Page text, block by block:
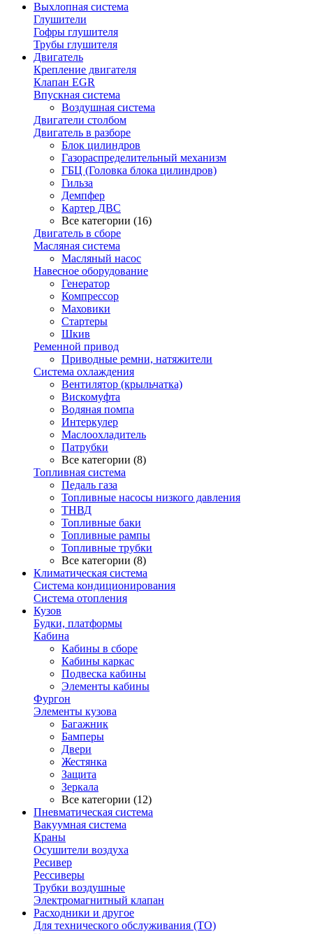
Выхлопная система
Глушители
Гофры глушителя
Трубы глушителя
Двигатель
Крепление двигателя
Клапан EGR
Впускная система
Воздушная система
Двигатели столбом
Двигатель в разборе
Блок цилиндров
Газораспределительный механизм
ГБЦ (Головка блока цилиндров)
Гильза
Демпфер
Картер ДВС
Все категории (16)
Двигатель в сборе
Масляная система
Масляный насос
Навесное оборудование
Генератор
Компрессор
Маховики
Стартеры
Шкив
Ременной привод
Приводные ремни, натяжители
Система охлаждения
Вентилятор (крыльчатка)
Вискомуфта
Водяная помпа
Интеркулер
Маслоохладитель
Патрубки
Все категории (8)
Топливная система
Педаль газа
Топливные насосы низкого давления
ТНВД
Топливные баки
Топливные рампы
Топливные трубки
Все категории (8)
Климатическая система
Система кондиционирования
Система отопления
Кузов
Будки, платформы
Кабина
Кабины в сборе
Кабины каркас
Подвеска кабины
Элементы кабины
Фургон
Элементы кузова
Багажник
Бамперы
Двери
Жестянка
Защита
Зеркала
Все категории (12)
Пневматическая система
Вакуумная система
Краны
Осушители воздуха
Ресивер
Рессиверы
Трубки воздушные
Электромагнитный клапан
Расходники и другое
Для технического обслуживания (ТО)